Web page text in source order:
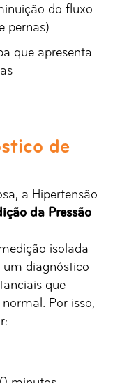
do fluxo
pernas)
que apresenta
de
a Hipertensão
da Pressão
isolada
um diagnóstico
que
Por isso,